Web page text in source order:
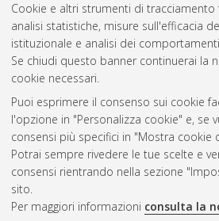
Cookie e altri strumenti di
analisi statistiche, misure sull'efficacia
istituzionale e analisi dei
Se chiudi questo banner continuerai la
cookie necessari.
Puoi esprimere il consenso sui cookie
l'opzione in "Personalizza cookie" e, se
consensi più specifici in "Mostra cookie
Potrai sempre rivedere le tue scelte e
consensi rientrando nella sezione
sito.
Per maggiori informazioni consulta la
Questa lista e' stata generata il
Atom
Rss 1.0
Rss 2.0
ISSN: 2038-7946